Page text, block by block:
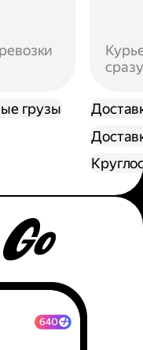
грузы